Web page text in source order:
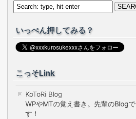
いっぺん押してみる？
こっそLink
KoToRi Blog
WPやMTの覚え書き。先輩のBlogで
す！